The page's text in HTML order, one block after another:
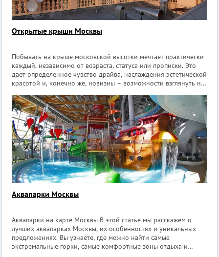
Открытые крыши Москвы
Побывать на крыше московской высотки мечтает практически
каждый, независимо от возраста, статуса или прописки. Это
дает определенное чувство драйва, наслаждения эстетической
красотой и, конечно же, новизны – возможности взглянуть на
назовешь и с
Аквапарки Москвы
Аквапарки на карте Москвы В этой статье мы расскажем о
лучших аквапарках Москвы, их особенностях и уникальных
предложениях. Вы узнаете, где можно найти самые
экстремальные горки, самые комфортные зоны отдыха и